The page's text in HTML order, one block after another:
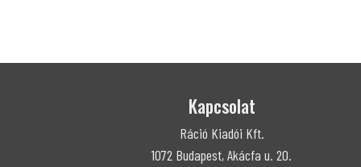
Kapcsolat
Ráció Kiadói Kft.
1072 Budapest, Akácfa u. 20.